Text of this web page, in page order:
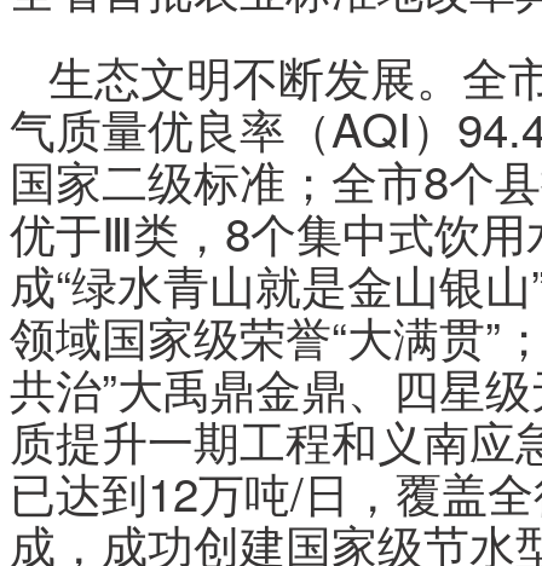
生态文明不断发展。全
气质量优良率（AQI）
国家二级标准；全市8个
优于Ⅲ类，8个集中式饮
成“绿水青山就是金山银
领域国家级荣誉“大满贯”
共治”大禹鼎金鼎、四星
质提升一期工程和义南
已达到12万吨/日，覆盖
成，成功创建国家级节